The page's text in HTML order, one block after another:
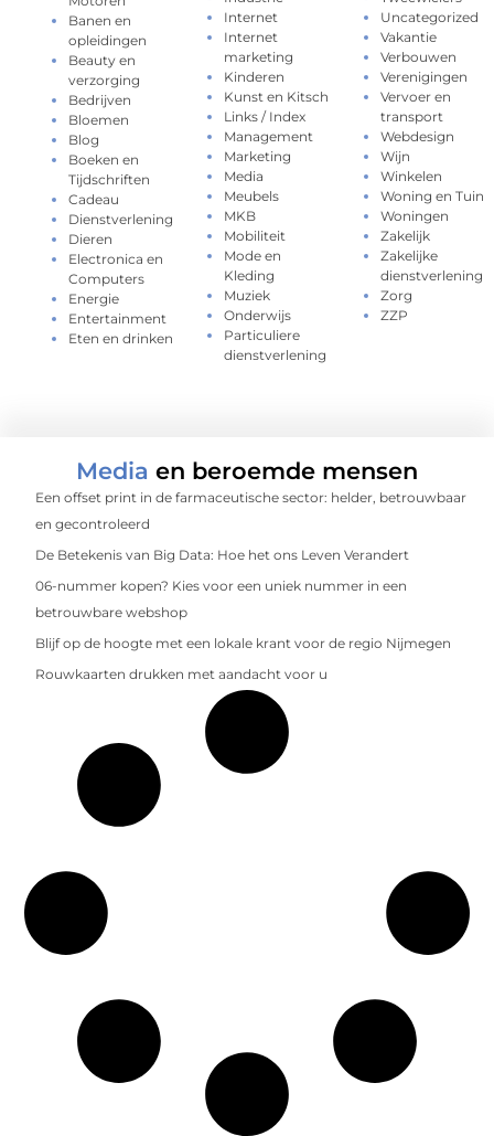
Banen en
opleidingen
Beauty en
verzorging
Bedrijven
Bloemen
Blog
Boeken en
Tijdschriften
Cadeau
Dienstverlening
Dieren
Electronica en
Computers
Energie
Entertainment
Eten en drinken
Internet
Internet
marketing
Kinderen
Kunst en Kitsch
Links / Index
Management
Marketing
Media
Meubels
MKB
Mobiliteit
Mode en
Kleding
Muziek
Onderwijs
Particuliere
dienstverlening
Uncategorized
Vakantie
Verbouwen
Verenigingen
Vervoer en
transport
Webdesign
Wijn
Winkelen
Woning en Tuin
Woningen
Zakelijk
Zakelijke
dienstverlening
Zorg
ZZP
Media en beroemde mensen
Een offset print in de farmaceutische sector: helder, betrouwbaar
en gecontroleerd
De Betekenis van Big Data: Hoe het ons Leven Verandert
06-nummer kopen? Kies voor een uniek nummer in een
betrouwbare webshop
Blijf op de hoogte met een lokale krant voor de regio Nijmegen
Rouwkaarten drukken met aandacht voor u